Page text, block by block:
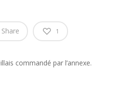
Share 1
commandé par l’annexe.